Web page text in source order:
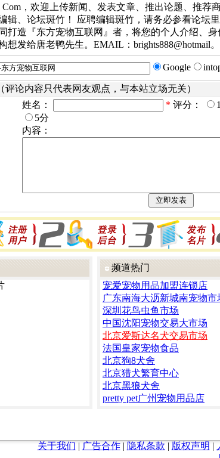
Com，欢迎上传新闻、发表文章、推出论题、推荐
辑、论坛斑竹！ 应聘编辑斑竹，请务必参看论坛
打造『东方宠物互联网』者，将您的个人介绍、
想发给唐老鸭先生。EMAIL：brights888@hotmail
Google
（评论内容只代表网友观点，与本站立场无关）
姓名：
* 评分：
5分
内容：
频道热门
宠爱宠物用品加盟连锁店
广东南海大沥新城南宠物市
深圳花鸟虫鱼市场
中国沈阳宠物交易大市场
北京爱斯达名犬交易市场
法国皇家宠物食品
北京狗8犬舍
北京猎犬繁育中心
北京黑狼犬舍
pretty pet广州宠物用品店
关于我们 | 广告合作| 隐私条款 | 版权声明 |